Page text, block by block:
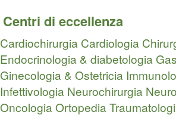
Centri di eccellenza
Cardiochirurgia Cardiologia
Endocrinologia & diabetologia
Ginecologia & Ostetricia
Infettivologia Neurochirurgia
OncologiaOrtopedia